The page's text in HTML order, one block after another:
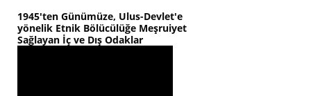
1945'ten Günümüze, Ulus-Devlet'e
yönelik Etnik Bölücülüğe Meşruiyet
Sağlayan İç ve Dış Odaklar